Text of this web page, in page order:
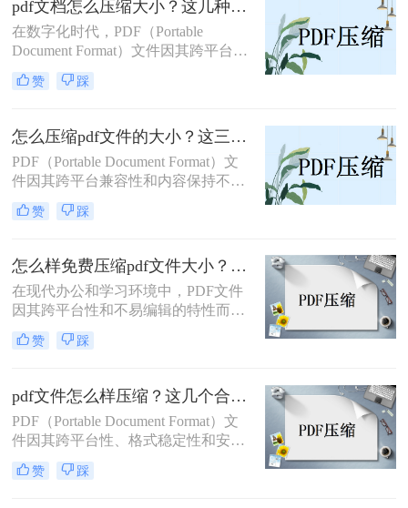
过大的PDF文件。
pdf文档怎么压缩大小？这几种转换方法了解一下！
在数字化时代，PDF（Portable
Document Format）文件因其跨平台兼
容性和版面固定性而成为商业、教育
和出版领域的首选文档格式。然而，
传输上的不便。幸运的是，有多种方
法可以有效地压缩PDF文档的大小，
而不显著牺牲其质量。那么pdf文档怎
么压缩大小呢？本文将详细介绍几种
压缩PDF文件的技术和工具，帮助您
轻松管理和分享文档。
赞 踩
怎么压缩pdf文件的大小？这三种方法你可以试试！
PDF（Portable Document Format）文
件因其跨平台兼容性和内容保持不变
的特性，在日常生活和工作中被广泛
应用。然而，有时PDF文件会因为包
容而变得体积庞大，这不仅占用了大
量存储空间，还在传输和分享时带来
不便。因此，压缩PDF文件的大小成
为了一个常见的需求。那么怎么压缩
pdf文件的大小​呢？本文将详细介绍几
种压缩PDF文件大小的方法，帮助用
赞 踩
怎么样免费压缩pdf文件大小？掌握这几种合并方法就可以！
在现代办公和学习环境中，PDF文件
因其跨平台性和不易编辑的特性而广
泛使用。然而，随着文件内容的增
加，PDF文件的大小也会相应增大，
免费压缩pdf文件大小呢？本文将详细
介绍几种实用的方法。
赞 踩
pdf文件怎么样压缩？这几个合并方法了解一下！
PDF（Portable Document Format）文
件因其跨平台性、格式稳定性和安全
性，在办公、学习及日常生活中扮演
着重要角色。然而，随着文件内容的
赞 踩